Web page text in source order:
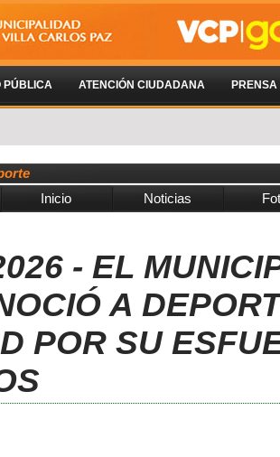
PÚBLICA ATENCIÓN CIUDADANA PRENSA
Inicio
Noticias
- EL
A
POR SU